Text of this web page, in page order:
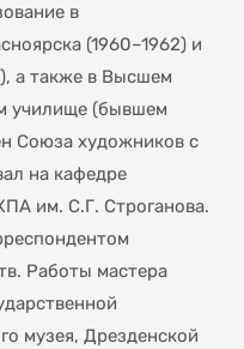
в
(1960–1962) и
а также в Высшем
училище (бывшем
Союза художников с
на кафедре
им. С.Г. Строганова.
Работы мастера
музея, Дрезденской